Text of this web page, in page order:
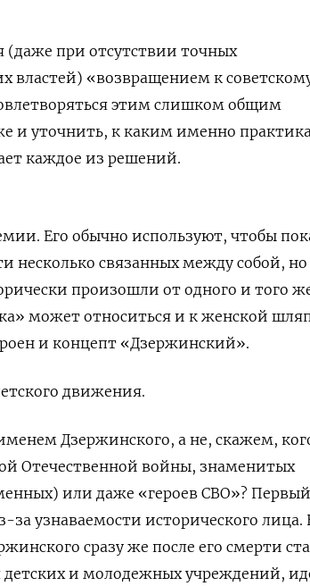
(даже при отсутствии точных
властей) «возвращением к
этим слишком общим
и уточнить, к каким именно
каждое из решений.
Его обычно используют, чтобы
несколько связанных между собой,
произошли от одного и того
может относиться и к женской
и концепт «Дзержинский».
движения.
Дзержинского, а не, скажем,
Отечественной войны, знаменитых
или даже «героев СВО»? Первый
узнаваемости исторического лица.
сразу же после его смерти
детских и молодежных учреждений,